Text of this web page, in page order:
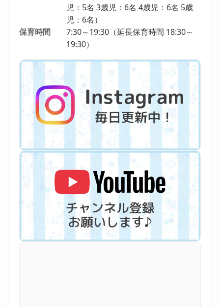
児：5名 3歳児：6名 4歳児：6名 5歳
児：6名）
保育時間
7:30～19:30（延長保育時間 18:30～
19:30）